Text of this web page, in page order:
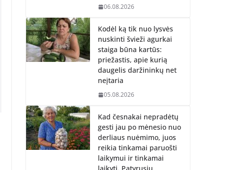
06.08.2026
Kodėl ką tik nuo lysvės
nuskinti švieži agurkai
staiga būna kartūs:
priežastis, apie kurią
daugelis daržininkų net
neįtaria
05.08.2026
Kad česnakai nepradėtų
gesti jau po mėnesio nuo
derliaus nuėmimo, juos
reikia tinkamai paruošti
laikymui ir tinkamai